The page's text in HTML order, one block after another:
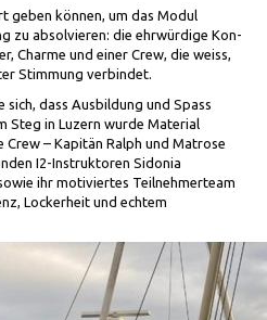
geben können, um das Modul
zu absolvieren: die ehrwürdige Kon-
Charme und einer Crew, die weiss,
Stimmung verbindet.
dass Ausbildung und Spass
Steg in Luzern wurde Material
– Kapitän Ralph und Matrose
I2-Instruktoren Sidonia
ihr motiviertes Teilnehmerteam
Lockerheit und echtem